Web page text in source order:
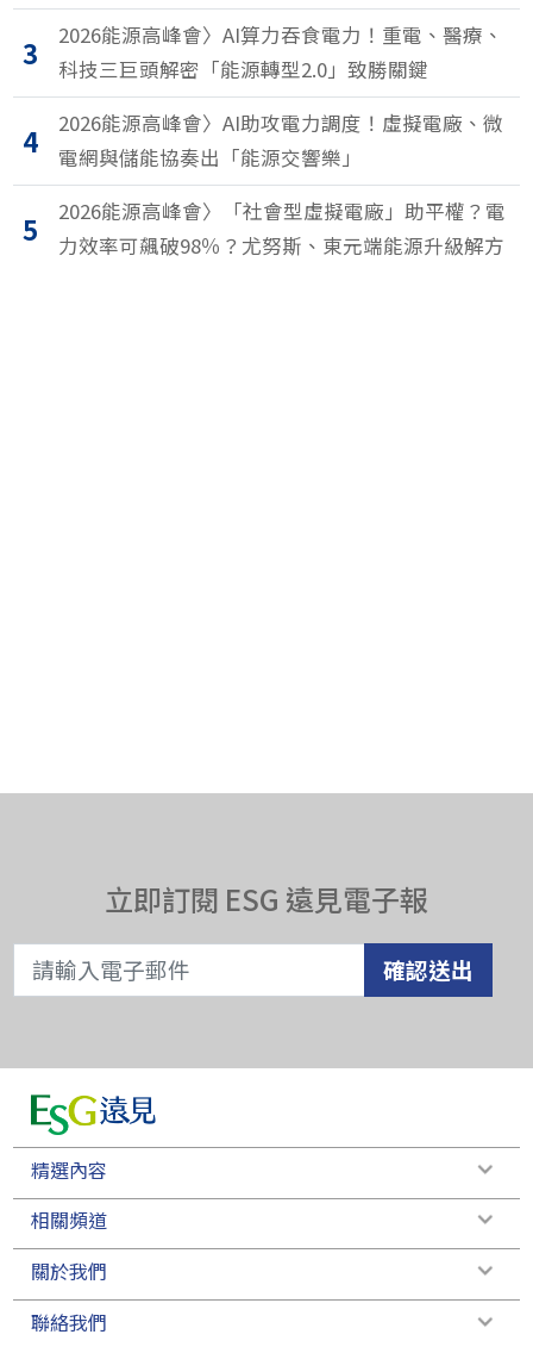
3
2026能源高峰會〉AI算力吞食電力！重電、醫療、
科技三巨頭解密「能源轉型2.0」致勝關鍵
4
2026能源高峰會〉AI助攻電力調度！虛擬電廠、微
電網與儲能協奏出「能源交響樂」
5
2026能源高峰會〉「社會型虛擬電廠」助平權？電
力效率可飆破98％？尤努斯、東元端能源升級解方
立即訂閱 ESG 遠見電子報
確認送出
精選內容
相關頻道
關於我們
聯絡我們